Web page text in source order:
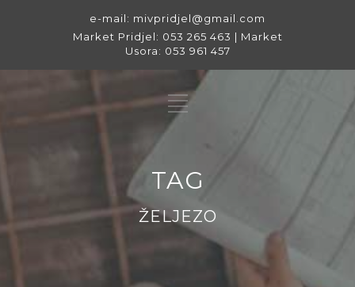
e-mail: mivpridjel@gmail.com
Market Pridjel: 053 265 463 | Market
Usora: 053 961 457
TAG
ŽELJEZO